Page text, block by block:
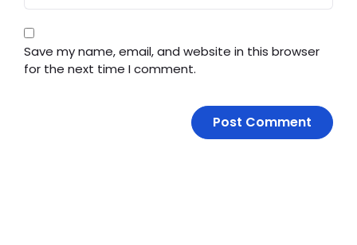
Save my name, email, and website in this browser
for the next time I comment.